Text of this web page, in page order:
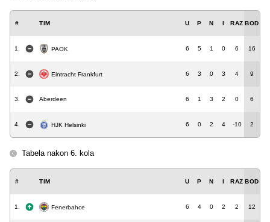
# TIM U P N I RAZ BOD
1. PAOK 6 5 1 0 6 16
2. Eintracht Frankfurt 6 3 0 3 4 9
3. Aberdeen 6 1 3 2 0 6
4. HJK Helsinki 6 0 2 4 -10 2
Tabela nakon 6. kola
# TIM U P N I RAZ BOD
1. Fenerbahce 6 4 0 2 2 12